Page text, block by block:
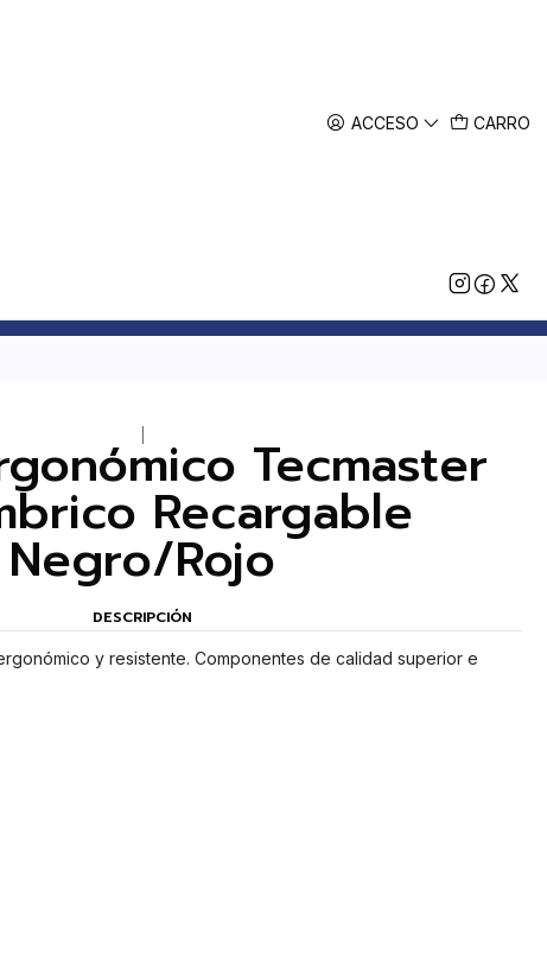
ACCESO CARRO
Tecmaster
Recargable
Negro/Rojo
DESCRIPCIÓN
y resistente. Componentes de calidad superior e